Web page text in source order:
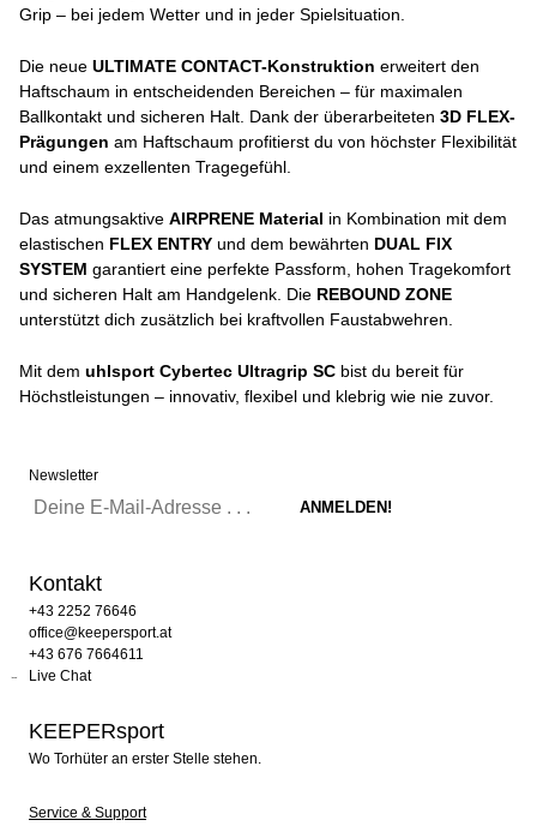
Grip – bei jedem Wetter und in jeder Spielsituation.
Die neue ULTIMATE CONTACT-Konstruktion erweitert den
Haftschaum in entscheidenden Bereichen – für maximalen
Ballkontakt und sicheren Halt. Dank der überarbeiteten 3D FLEX-
Prägungen am Haftschaum profitierst du von höchster Flexibilität
und einem exzellenten Tragegefühl.
Das atmungsaktive AIRPRENE Material in Kombination mit dem
elastischen FLEX ENTRY und dem bewährten DUAL FIX
SYSTEM garantiert eine perfekte Passform, hohen Tragekomfort
und sicheren Halt am Handgelenk. Die REBOUND ZONE
unterstützt dich zusätzlich bei kraftvollen Faustabwehren.
Mit dem uhlsport Cybertec Ultragrip SC bist du bereit für
Höchstleistungen – innovativ, flexibel und klebrig wie nie zuvor.
Newsletter
Kontakt
+43 2252 76646
office@keepersport.at
+43 676 7664611
Live Chat
KEEPERsport
Wo Torhüter an erster Stelle stehen.
Service & Support